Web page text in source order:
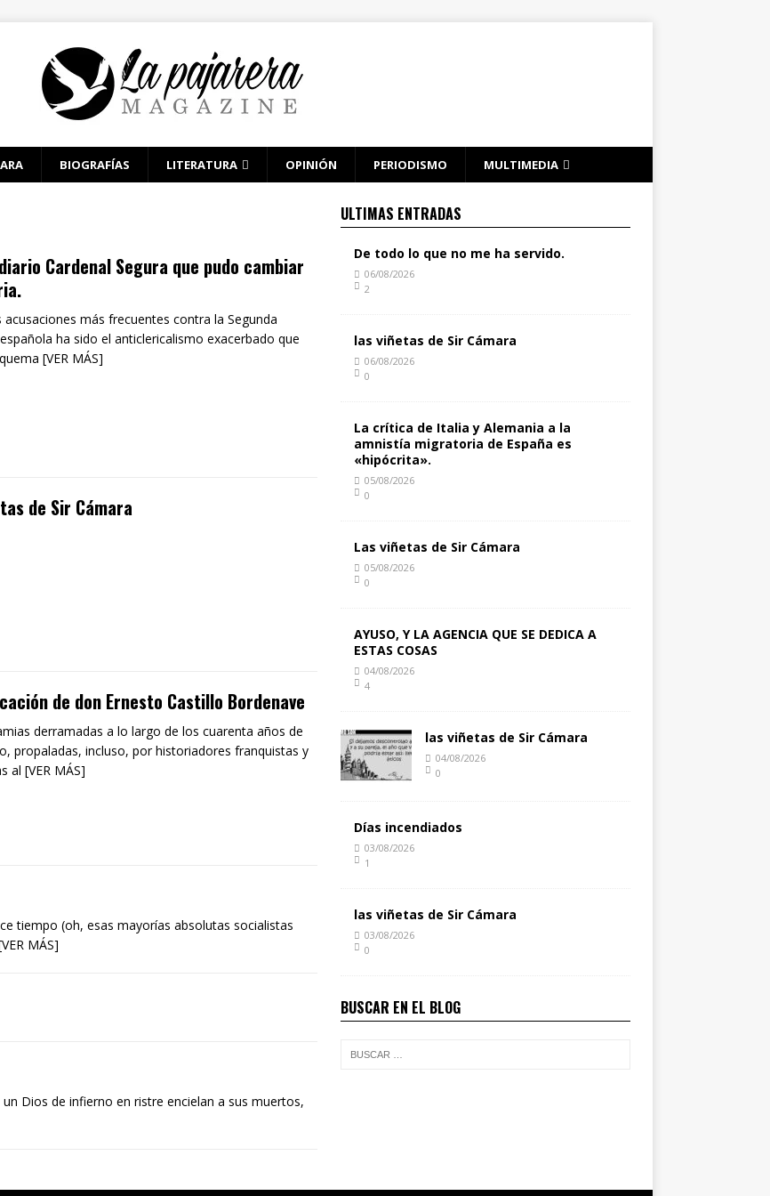
BIOGRAFÍAS LITERATURA OPINIÓN PERIODISMO MULTIMEDIA
Cardenal Segura que pudo cambiar
acusaciones más frecuentes contra la Segunda
ha sido el anticlericalismo exacerbado que
[VER MÁS]
de Sir Cámara
de don Ernesto Castillo Bordenave
derramadas a lo largo de los cuarenta años de
propaladas, incluso, por historiadores franquistas y
al [VER MÁS]
tiempo (oh, esas mayorías absolutas socialistas
MÁS]
Dios de infierno en ristre encielan a sus muertos,
ULTIMAS ENTRADAS
De todo lo que no me ha servido.
06/08/2026
2
las viñetas de Sir Cámara
06/08/2026
0
La crítica de Italia y Alemania a la
amnistía migratoria de España es
«hipócrita».
05/08/2026
0
Las viñetas de Sir Cámara
05/08/2026
0
AYUSO, Y LA AGENCIA QUE SE DEDICA A
ESTAS COSAS
04/08/2026
4
las viñetas de Sir Cámara
04/08/2026
0
Días incendiados
03/08/2026
1
las viñetas de Sir Cámara
03/08/2026
0
BUSCAR EN EL BLOG